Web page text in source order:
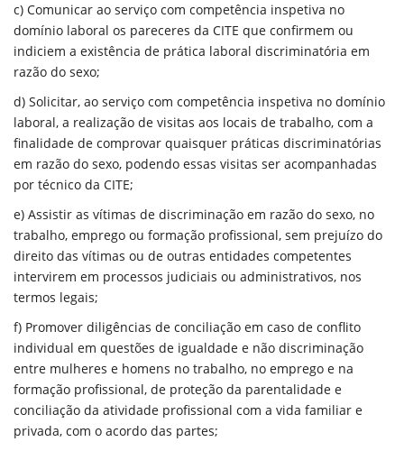
c) Comunicar ao serviço com competência inspetiva no
domínio laboral os pareceres da CITE que confirmem ou
indiciem a existência de prática laboral discriminatória em
razão do sexo;
d) Solicitar, ao serviço com competência inspetiva no domínio
laboral, a realização de visitas aos locais de trabalho, com a
finalidade de comprovar quaisquer práticas discriminatórias
em razão do sexo, podendo essas visitas ser acompanhadas
por técnico da CITE;
e) Assistir as vítimas de discriminação em razão do sexo, no
trabalho, emprego ou formação profissional, sem prejuízo do
direito das vítimas ou de outras entidades competentes
intervirem em processos judiciais ou administrativos, nos
termos legais;
f) Promover diligências de conciliação em caso de conflito
individual em questões de igualdade e não discriminação
entre mulheres e homens no trabalho, no emprego e na
formação profissional, de proteção da parentalidade e
conciliação da atividade profissional com a vida familiar e
privada, com o acordo das partes;